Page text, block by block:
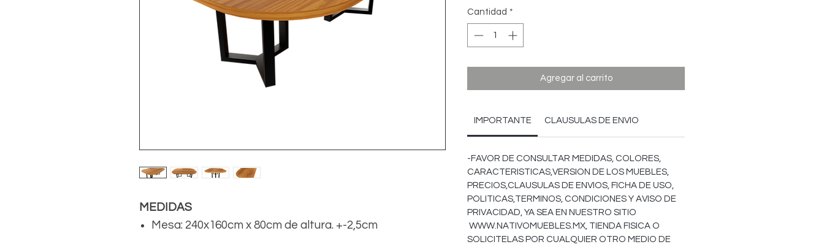
MEDIDAS
Mesa: 240x160cm x 80cm de altura. +-2,5cm
Cantidad *
Agregar al carrito
IMPORTANTE CLAUSULAS DE ENVIO
-FAVOR DE CONSULTAR MEDIDAS, COLORES,
CARACTERISTICAS,VERSION DE LOS MUEBLES,
PRECIOS,CLAUSULAS DE ENVIOS, FICHA DE USO,
POLITICAS,TERMINOS, CONDICIONES Y AVISO DE
PRIVACIDAD, YA SEA EN NUESTRO SITIO
WWW.NATIVOMUEBLES.MX, TIENDA FISICA O
SOLICITELAS POR CUALQUIER OTRO MEDIO DE